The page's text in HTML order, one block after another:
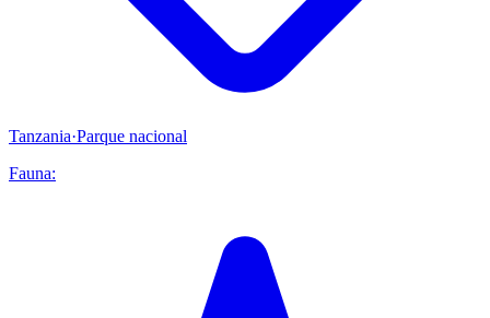
Tanzania·Parque nacional
Fauna: